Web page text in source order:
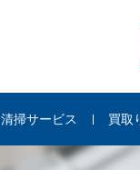
清掃サービス 買取